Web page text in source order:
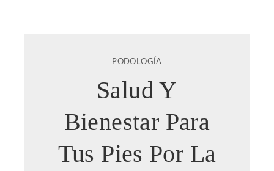
PODOLOGÍA
Salud Y
Bienestar Para
Tus Pies Por La